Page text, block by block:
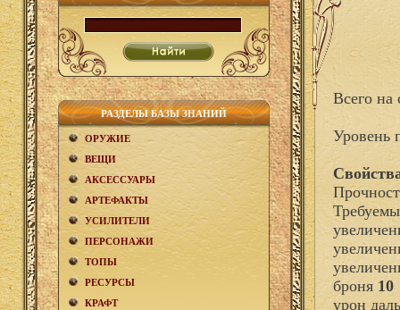
РАЗДЕЛЫ БАЗЫ ЗНАНИЙ
ОРУЖИЕ
ВЕЩИ
АКCЕСCУАРЫ
АРТЕФАКТЫ
УСИЛИТЕЛИ
ПЕРСОНАЖИ
ТОПЫ
РЕСУРСЫ
КРАФТ
Всего на
Уровень
броня 10
урон